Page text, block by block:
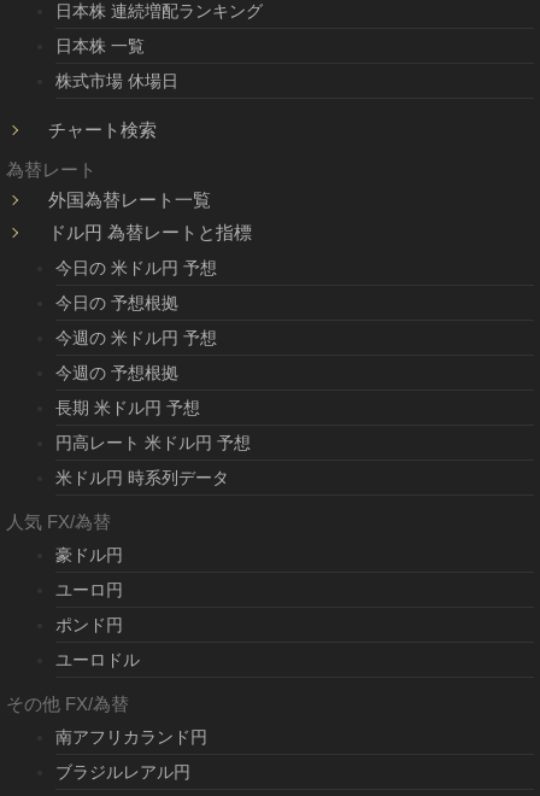
日本株 連続増配ランキング
日本株 一覧
株式市場 休場日
チャート検索
為替レート
外国為替レート一覧
ドル円 為替レートと指標
今日の 米ドル円 予想
今日の 予想根拠
今週の 米ドル円 予想
今週の 予想根拠
長期 米ドル円 予想
円高レート 米ドル円 予想
米ドル円 時系列データ
人気 FX/為替
豪ドル円
ユーロ円
ポンド円
ユーロドル
その他 FX/為替
南アフリカランド円
ブラジルレアル円